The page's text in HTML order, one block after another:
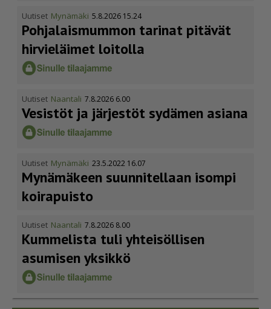
Uutiset Mynämäki 5.8.2026 15.24
Pohja­lais­mummon tarinat pitävät
hirvieläimet loitolla
Uutiset Naantali 7.8.2026 6.00
Vesistöt ja järjestöt sydämen asiana
Uutiset Mynämäki 23.5.2022 16.07
Mynämäkeen suunnitellaan isompi
koirapuisto
Uutiset Naantali 7.8.2026 8.00
Kummelista tuli yhteisöllisen
asumisen yksikkö